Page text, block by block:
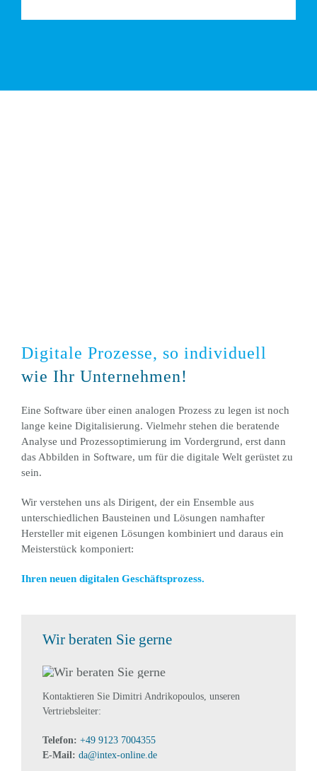
Digitale Prozesse, so individuell
wie Ihr Unternehmen!
Eine Software über einen analogen Prozess zu legen ist noch
lange keine Digitalisierung. Vielmehr stehen die beratende
Analyse und Prozessoptimierung im Vordergrund, erst dann
das Abbilden in Software, um für die digitale Welt gerüstet zu
sein.
Wir verstehen uns als Dirigent, der ein Ensemble aus
unterschiedlichen Bausteinen und Lösungen namhafter
Hersteller mit eigenen Lösungen kombiniert und daraus ein
Meisterstück komponiert:
Ihren neuen digitalen Geschäftsprozess.
Wir beraten Sie gerne
Kontaktieren Sie Dimitri Andrikopoulos, unseren
Vertriebsleiter:
Telefon: +49 9123 7004355
E-Mail: da@intex-online.de